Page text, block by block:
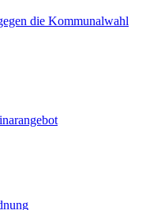
die Kommunalwahl